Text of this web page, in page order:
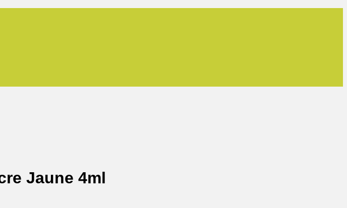
Jaune 4ml